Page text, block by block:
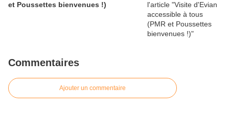
et Poussettes bienvenues !)
Commentaires
Ajouter un commentaire